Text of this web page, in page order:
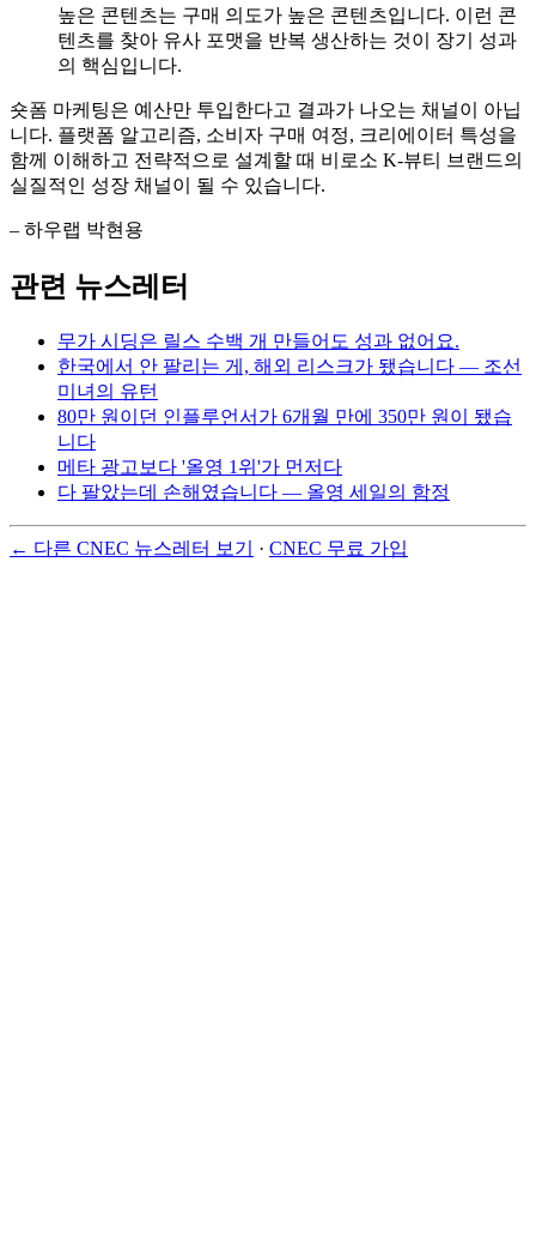
높은 콘텐츠는 구매 의도가 높은 콘텐츠입니다. 이런 콘
텐츠를 찾아 유사 포맷을 반복 생산하는 것이 장기 성과
의 핵심입니다.
숏폼 마케팅은 예산만 투입한다고 결과가 나오는 채널이 아닙
니다. 플랫폼 알고리즘, 소비자 구매 여정, 크리에이터 특성을
함께 이해하고 전략적으로 설계할 때 비로소 K-뷰티 브랜드의
실질적인 성장 채널이 될 수 있습니다.
– 하우랩 박현용
관련 뉴스레터
무가 시딩은 릴스 수백 개 만들어도 성과 없어요.
한국에서 안 팔리는 게, 해외 리스크가 됐습니다 — 조선
미녀의 유턴
80만 원이던 인플루언서가 6개월 만에 350만 원이 됐습
니다
메타 광고보다 '올영 1위'가 먼저다
다 팔았는데 손해였습니다 — 올영 세일의 함정
← 다른 CNEC 뉴스레터 보기 · CNEC 무료 가입